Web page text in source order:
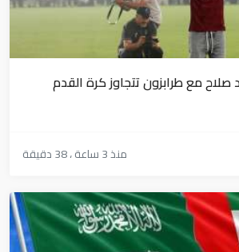
مع طرابزون تتجاوز كرة القدم
منذ 3 ساعة ، 38 دقيقة